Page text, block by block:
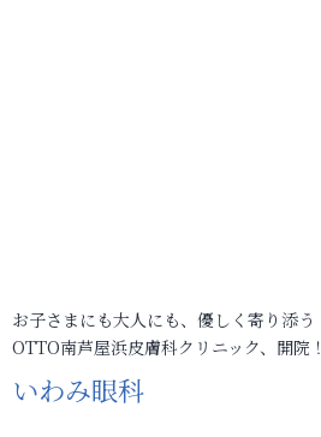
お子さまにも大人にも、優しく寄り添う
OTTO南芦屋浜皮膚科クリニック、開院！
いわみ眼科